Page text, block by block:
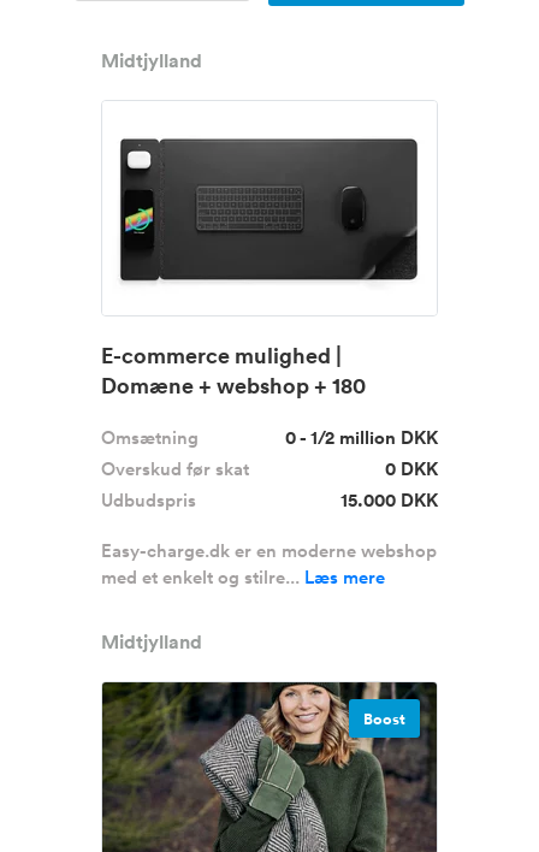
Midtjylland
E-commerce mulighed |
Domæne + webshop + 180
Omsætning
0 - 1/2 million DKK
Overskud før skat
0 DKK
Udbudspris
15.000 DKK
Easy-charge.dk er en moderne webshop
med et enkelt og stilre... Læs mere
Midtjylland
Boost